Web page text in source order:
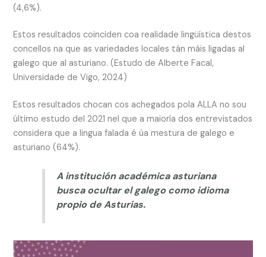
(4,6%).
Estos resultados coinciden coa realidade lingüística destos
concellos na que as variedades locales tán máis ligadas al
galego que al asturiano. (Estudo de Alberte Facal,
Universidade de Vigo, 2024)
Estos resultados chocan cos achegados pola ALLA no sou
último estudo del 2021 nel que a maioría dos entrevistados
considera que a lingua falada é úa mestura de galego e
asturiano (64%).
A institución académica asturiana
busca ocultar el galego como idioma
propio de Asturias.